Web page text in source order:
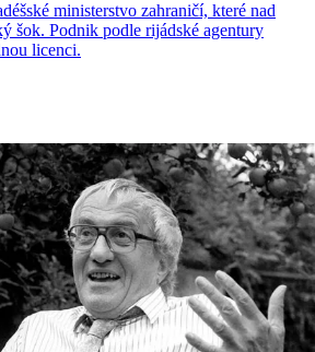
ministerstvo zahraničí, které nad
šok. Podnik podle rijádské agentury
licenci.